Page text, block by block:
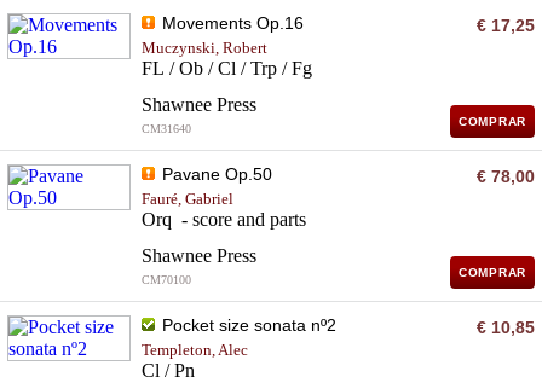
Movements Op.16
Muczynski, Robert
FL / Ob / Cl / Trp / Fg
Shawnee Press
CM31640
€ 17,25
COMPRAR
Pavane Op.50
Fauré, Gabriel
Orq - score and parts
Shawnee Press
CM70100
€ 78,00
COMPRAR
Pocket size sonata nº2
Templeton, Alec
Cl / Pn
€ 10,85